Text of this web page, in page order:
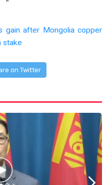
gain after Mongolia copper
stake
on Twitter